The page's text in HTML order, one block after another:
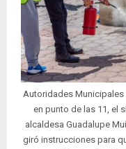
Autoridades Municipales
en punto de las 11, el
alcaldesa Guadalupe
giró instrucciones para